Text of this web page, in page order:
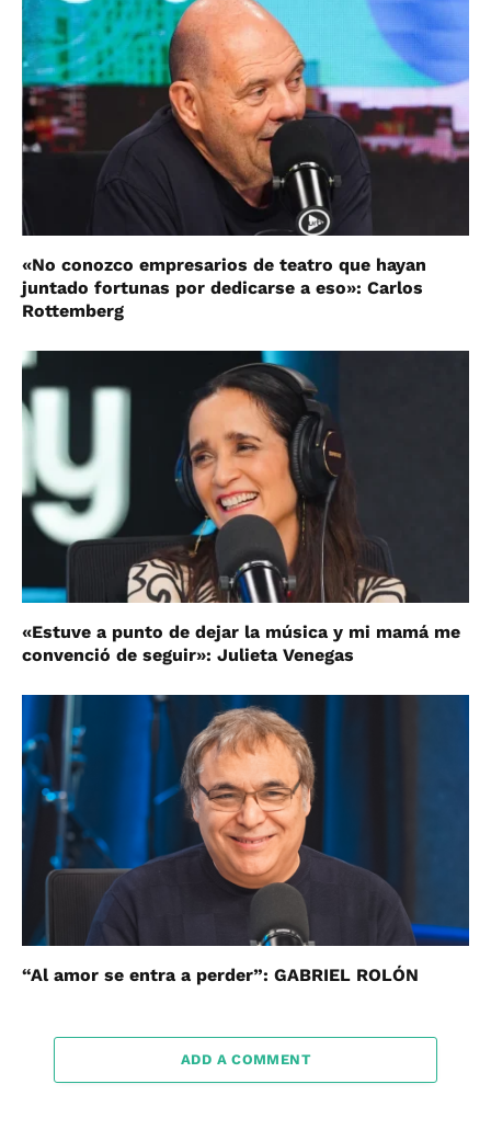
«No conozco empresarios de teatro que hayan
juntado fortunas por dedicarse a eso»: Carlos
Rottemberg
«Estuve a punto de dejar la música y mi mamá me
convenció de seguir»: Julieta Venegas
“Al amor se entra a perder”: GABRIEL ROLÓN
ADD A COMMENT